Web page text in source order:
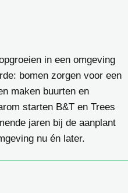
in een omgeving
bomen zorgen voor een
maken buurten en
starten B&T en Trees
jaren bij de aanplant
nu én later.